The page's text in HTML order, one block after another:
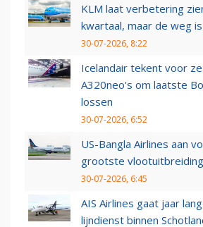
KLM laat verbetering
kwartaal, maar de weg
30-07-2026, 8:22
Icelandair tekent voor
A320neo's om laatste
lossen
30-07-2026, 6:52
US-Bangla Airlines aan
grootste
30-07-2026, 6:45
AIS Airlines gaat jaar
lijndienst binnen